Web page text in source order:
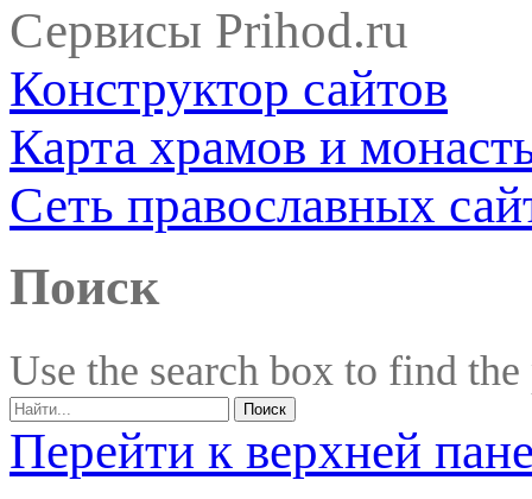
Сервисы Prihod.ru
Конструктор сайтов
Карта храмов и
Сеть православных
Поиск
Use the search box to find
Перейти к верхней